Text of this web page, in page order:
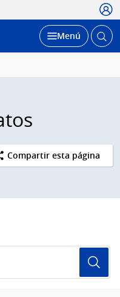
Desplegar
Menú Abrir
Compartir esta página